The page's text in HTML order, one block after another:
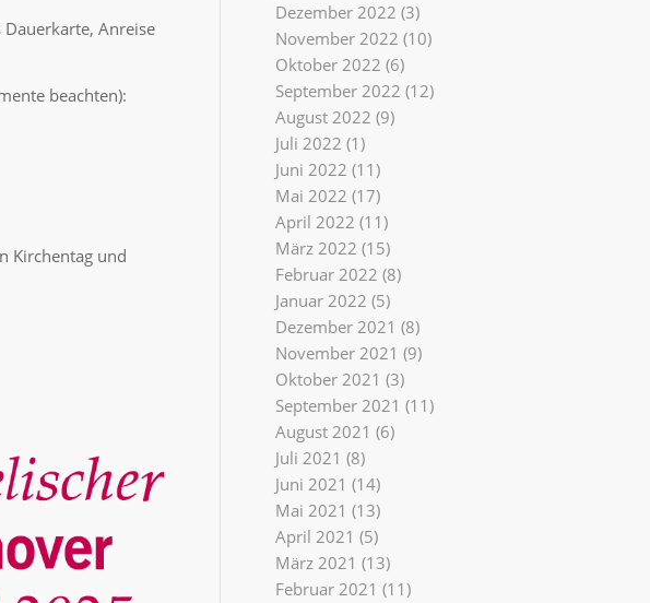
Anreise
beachten):
Kirchentag und
Dezember 2022 (3)
November 2022 (10)
Oktober 2022 (6)
September 2022 (12)
August 2022 (9)
Juli 2022 (1)
Juni 2022 (11)
Mai 2022 (17)
April 2022 (11)
März 2022 (15)
Februar 2022 (8)
Januar 2022 (5)
Dezember 2021 (8)
November 2021 (9)
Oktober 2021 (3)
September 2021 (11)
August 2021 (6)
Juli 2021 (8)
Juni 2021 (14)
Mai 2021 (13)
April 2021 (5)
März 2021 (13)
Februar 2021 (11)